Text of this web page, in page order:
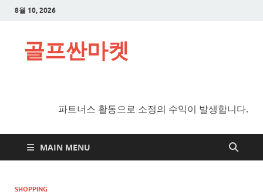
8월 10, 2026
골프싼마켓
파트너스 활동으로 소정의 수익이 발생합니다.
MAIN MENU
SHOPPING